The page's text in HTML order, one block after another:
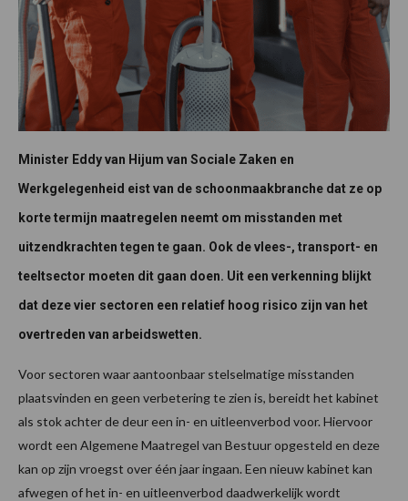
Minister Eddy van Hijum van Sociale Zaken en
Werkgelegenheid eist van de schoonmaakbranche dat ze op
korte termijn maatregelen neemt om misstanden met
uitzendkrachten tegen te gaan. Ook de vlees-, transport- en
teeltsector moeten dit gaan doen. Uit een verkenning blijkt
dat deze vier sectoren een relatief hoog risico zijn van het
overtreden van arbeidswetten.
Voor sectoren waar aantoonbaar stelselmatige misstanden
plaatsvinden en geen verbetering te zien is, bereidt het kabinet
als stok achter de deur een in- en uitleenverbod voor. Hiervoor
wordt een Algemene Maatregel van Bestuur opgesteld en deze
kan op zijn vroegst over één jaar ingaan. Een nieuw kabinet kan
afwegen of het in- en uitleenverbod daadwerkelijk wordt